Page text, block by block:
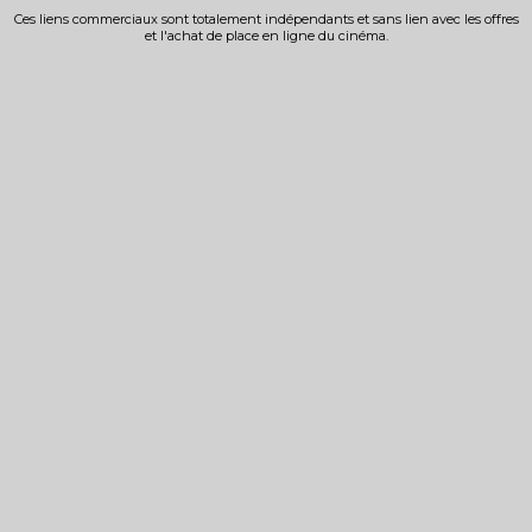
Ces liens commerciaux sont totalement indépendants et sans lien avec les offres
et l'achat de place en ligne du cinéma.